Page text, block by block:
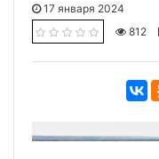
17 января 2024
812